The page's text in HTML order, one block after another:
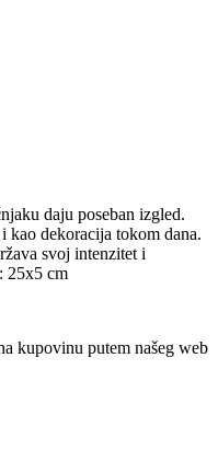
daju poseban izgled.
kao dekoracija tokom dana.
svoj intenzitet i
25x5 cm
kupovinu putem našeg web